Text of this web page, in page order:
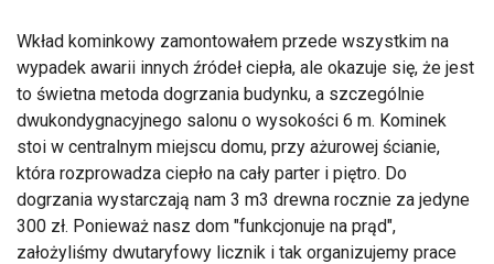
Wkład kominkowy zamontowałem przede wszystkim na
wypadek awarii innych źródeł ciepła, ale okazuje się, że jest
to świetna metoda dogrzania budynku, a szczególnie
dwukondygnacyjnego salonu o wysokości 6 m. Kominek
stoi w centralnym miejscu domu, przy ażurowej ścianie,
która rozprowadza ciepło na cały parter i piętro. Do
dogrzania wystarczają nam 3 m3 drewna rocznie za jedyne
300 zł. Ponieważ nasz dom "funkcjonuje na prąd",
założyliśmy dwutaryfowy licznik i tak organizujemy prace